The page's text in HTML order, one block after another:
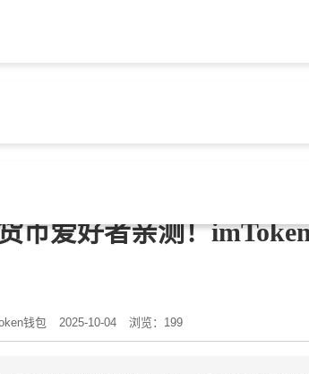
币爱好者亲测！
钱包 2025-10-04 浏览：199